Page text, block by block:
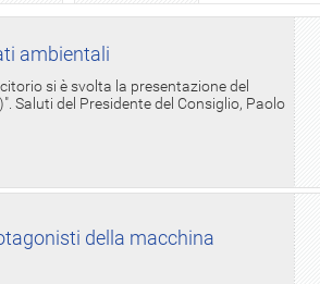
ambientali
si è svolta la presentazione del
Saluti del Presidente del Consiglio, Paolo
della macchina